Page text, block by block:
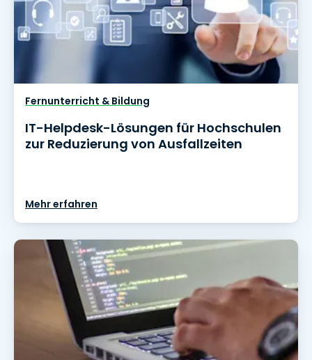
Fernunterricht & Bildung
IT-Helpdesk-Lösungen für Hochschulen
zur Reduzierung von Ausfallzeiten
Mehr erfahren